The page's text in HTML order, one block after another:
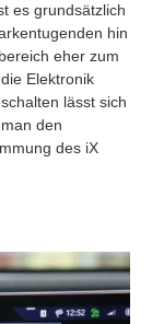
es grundsätzlich
hin
eher zum
Elektronik
lässt sich
den
des iX